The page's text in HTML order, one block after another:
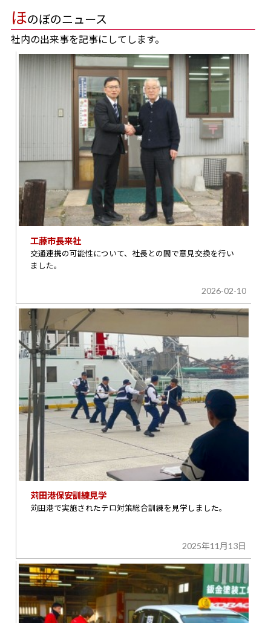
ほのぼのニュース
社内の出来事を記事にしてします。
工藤市長来社
交通連携の可能性について、社長との間で意見交換を行い
ました。
2026-02-10
苅田港保安訓練見学
苅田港で実施されたテロ対策総合訓練を見学しました。
2025年11月13日